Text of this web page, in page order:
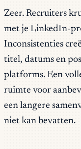
Zeer. Recruiters
met je LinkedIn-
Inconsistenties
titel, datums en
platforms. Een
ruimte voor
een langere
niet kan bevatten.